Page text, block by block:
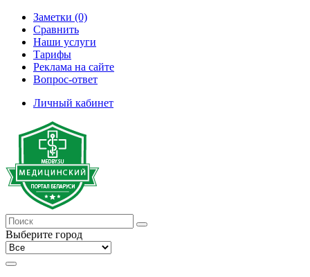
Заметки (0)
Сравнить
Наши услуги
Тарифы
Реклама на сайте
Вопрос-ответ
Личный кабинет
Выберите город